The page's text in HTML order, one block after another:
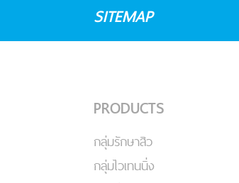
SITEMAP
PRODUCTS
กลุ่มรักษาสิว
กลุ่มไวเทนนิ่ง